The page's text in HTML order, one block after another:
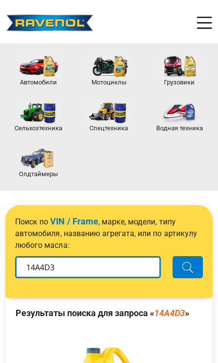
Автомобили Мотоциклы Грузовики
Сельхозтехника Спецтехника Водная техника
Олдтаймеры
Поиск поVIN / Frame, марке, модели, типу
автомобиля, названию агрегата, или по артикулу
любого масла:
Результаты поиска для запроса «14A4D3»